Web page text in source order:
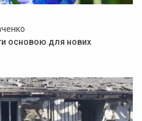
основою для нових